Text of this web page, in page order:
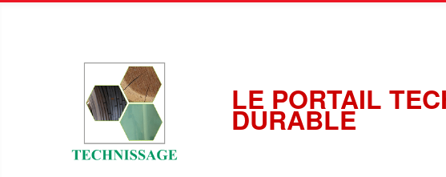
LE PORTAIL
DURABLE